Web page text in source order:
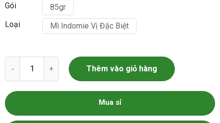
Gói
85gr
Loại
Mì Indomie Vị Đặc Biệt
Mì Indomie Vị Đặc Biệt số lượng
Thêm vào giỏ hàng
Mua sỉ